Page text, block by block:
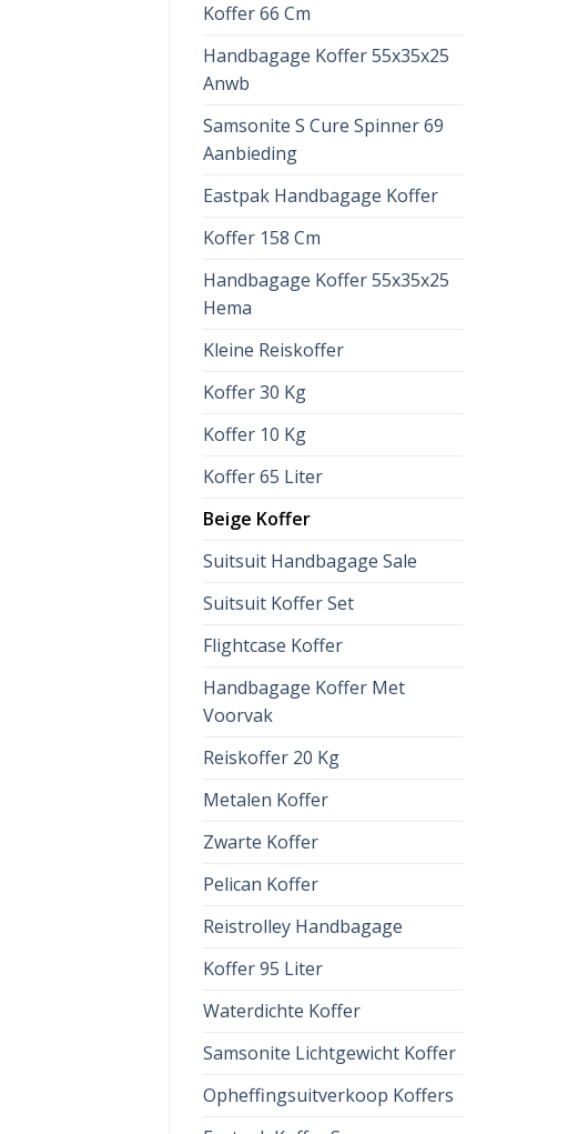
Koffer 66 Cm
Handbagage Koffer 55x35x25
Anwb
Samsonite S Cure Spinner 69
Aanbieding
Eastpak Handbagage Koffer
Koffer 158 Cm
Handbagage Koffer 55x35x25
Hema
Kleine Reiskoffer
Koffer 30 Kg
Koffer 10 Kg
Koffer 65 Liter
Beige Koffer
Suitsuit Handbagage Sale
Suitsuit Koffer Set
Flightcase Koffer
Handbagage Koffer Met
Voorvak
Reiskoffer 20 Kg
Metalen Koffer
Zwarte Koffer
Pelican Koffer
Reistrolley Handbagage
Koffer 95 Liter
Waterdichte Koffer
Samsonite Lichtgewicht Koffer
Opheffingsuitverkoop Koffers